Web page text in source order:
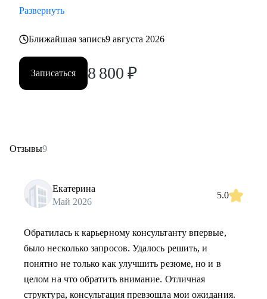
Развернуть
Ближайшая запись9 августа 2026
Записаться 8 800 ₽
Отзывы9
Екатерина
Май 2026
5.0
Обратилась к карьерному консультанту впервые,
было несколько запросов. Удалось решить, и
понятно не только как улучшить резюме, но и в
целом на что обратить внимание. Отличная
структура, консультация превзошла мои ожидания.